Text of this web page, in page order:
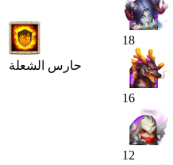
حارس الشعلة
18
16
12